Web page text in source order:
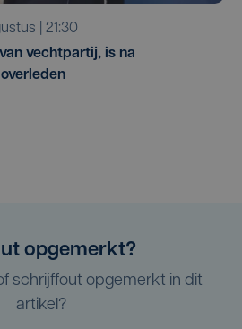
| 21:30
vechtpartij, is na
opgemerkt?
schrijffout opgemerkt in dit
artikel?